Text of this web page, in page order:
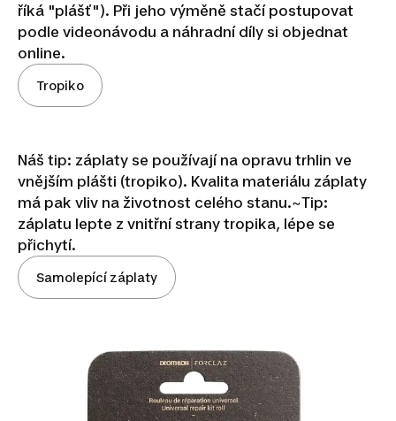
říká "plášť"). Při jeho výměně stačí postupovat
podle videonávodu a náhradní díly si objednat
online.
Tropiko
Náš tip: záplaty se používají na opravu trhlin ve
vnějším plášti (tropiko). Kvalita materiálu záplaty
má pak vliv na životnost celého stanu.~Tip:
záplatu lepte z vnitřní strany tropika, lépe se
přichytí.
Samolepící záplaty